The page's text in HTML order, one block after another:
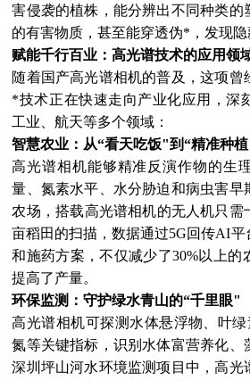
害侵袭的植株，能分辨出不同种类的
的有害物质，甚至能穿透伪*，发现隐
赋能千行百业：高光谱技术的应用领
随着国产高光谱相机的普及，这项曾
*技术正在快速走向产业化应用，深
工业、航天等多个领域：
智慧农业：从“看天吃饭"到“精准种
高光谱相机能够精准反演作物的生
量、氮素水平、水分胁迫和病虫害早
农场，搭载高光谱相机的无人机只需
亩稻田的扫描，数据通过5G回传AI
和施药方案，不仅减少了30%以上的
提高了产量。
环保监测：守护绿水青山的“千里眼"
高光谱相机可探测水体悬浮物、叶绿
氮等关键指标，识别水体富营养化、
深圳坪山河水环境监测项目中，高光